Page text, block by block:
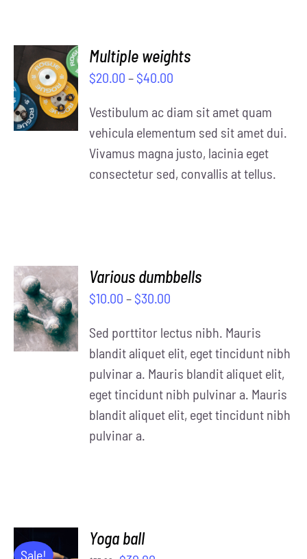
SELECT
OPTIONS
/
DETAILS
Multiple weights
$20.00 – $40.00
Vestibulum ac diam sit amet quam
vehicula elementum sed sit amet dui.
Vivamus magna justo, lacinia eget
consectetur sed, convallis at tellus.
SELECT
OPTIONS
/
DETAILS
Various dumbbells
$10.00 – $30.00
Sed porttitor lectus nibh. Mauris
blandit aliquet elit, eget tincidunt nibh
pulvinar a. Mauris blandit aliquet elit,
eget tincidunt nibh pulvinar a. Mauris
blandit aliquet elit, eget tincidunt nibh
pulvinar a.
Sale!
ADD TO
Yoga ball